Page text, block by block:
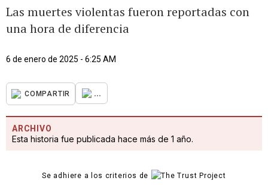
Las muertes violentas fueron reportadas con
una hora de diferencia
6 de enero de 2025 - 6:25 AM
COMPARTIR ...
ARCHIVO
Esta historia fue publicada hace más de 1 año.
Se adhiere a los criterios de